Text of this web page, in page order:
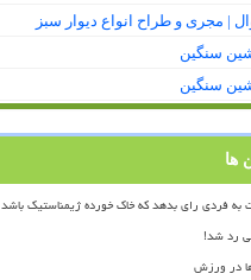
| مجری و طراح انواع دیوار سبز
سنگین
سنگین
ها
به فردی رای بدهد که خاک خورده ژیمناستیک باشد
رد شد!
در ورزش